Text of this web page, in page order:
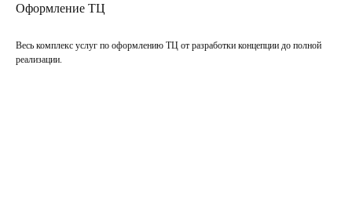
Оформление ТЦ
Весь комплекс услуг по оформлению ТЦ от разработки концепции до полной
реализации.